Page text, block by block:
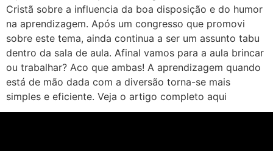
Cristã sobre a influencia da boa disposição e do humor
na aprendizagem. Após um congresso que promovi
sobre este tema, ainda continua a ser um assunto tabu
dentro da sala de aula. Afinal vamos para a aula brincar
ou trabalhar? Aco que ambas! A aprendizagem quando
está de mão dada com a diversão torna-se mais
simples e eficiente. Veja o artigo completo aqui